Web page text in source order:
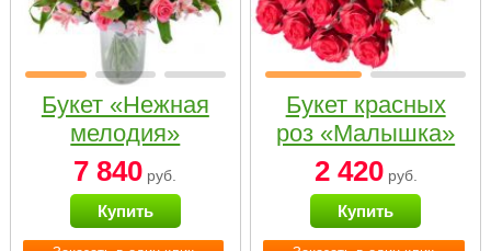
Букет «Нежная
мелодия»
7 840 руб.
Купить
Букет красных
роз «Малышка»
2 420руб.
Купить